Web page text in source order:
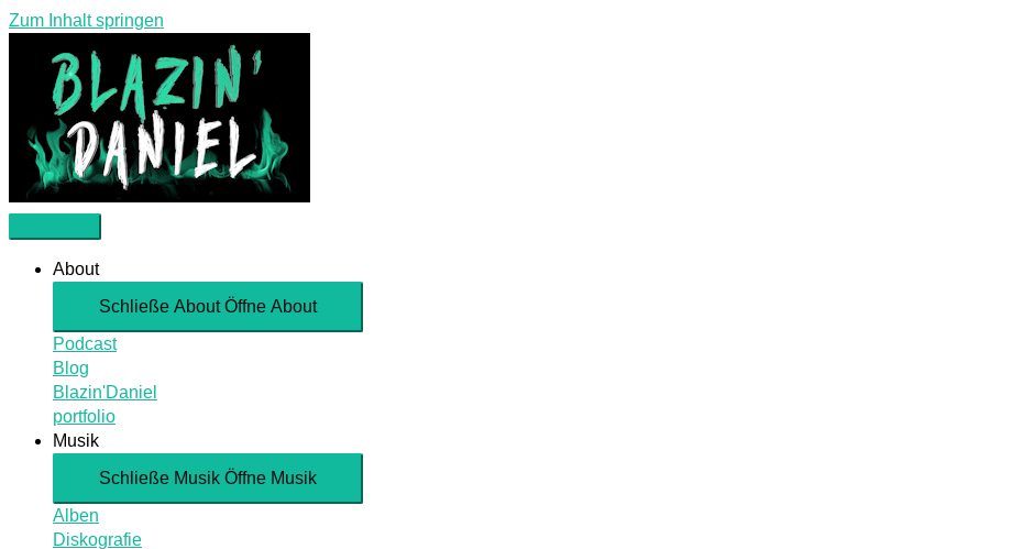
Zum Inhalt springen
About
Schließe About Öffne About
Podcast
Blog
Blazin'Daniel
portfolio
Musik
Schließe Musik Öffne Musik
Alben
Diskografie